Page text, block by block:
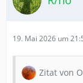
19. Mai 2026 um
Zitat von